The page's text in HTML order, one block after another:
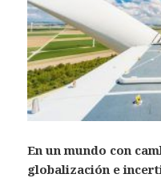
En un mundo con
globalización e